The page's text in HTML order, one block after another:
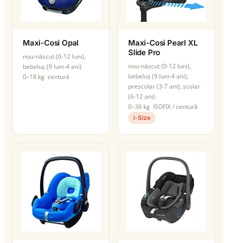
Maxi-Cosi Opal
nou-născut (0-12 luni),
bebeluș (9 luni-4 ani)
0–18 kg centură
Maxi-Cosi Pearl XL
Slide Pro
nou-născut (0-12 luni),
bebeluș (9 luni-4 ani),
preșcolar (3-7 ani), școlar
(6-12 ani)
0–36 kg ISOFIX / centură
i-Size